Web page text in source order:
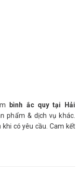
bình ắc quy tại Hải
phẩm & dịch vụ khác.
có yêu cầu. Cam kết